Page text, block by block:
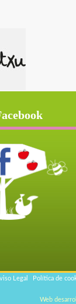
Legal Política de
Web